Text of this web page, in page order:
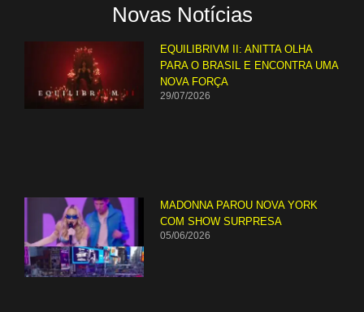
Novas Notícias
EQUILIBRIVM II: ANITTA OLHA
PARA O BRASIL E ENCONTRA UMA
NOVA FORÇA
29/07/2026
MADONNA PAROU NOVA YORK
COM SHOW SURPRESA
05/06/2026